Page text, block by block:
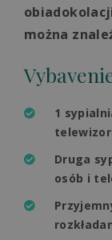
można
1
Druga
osób i